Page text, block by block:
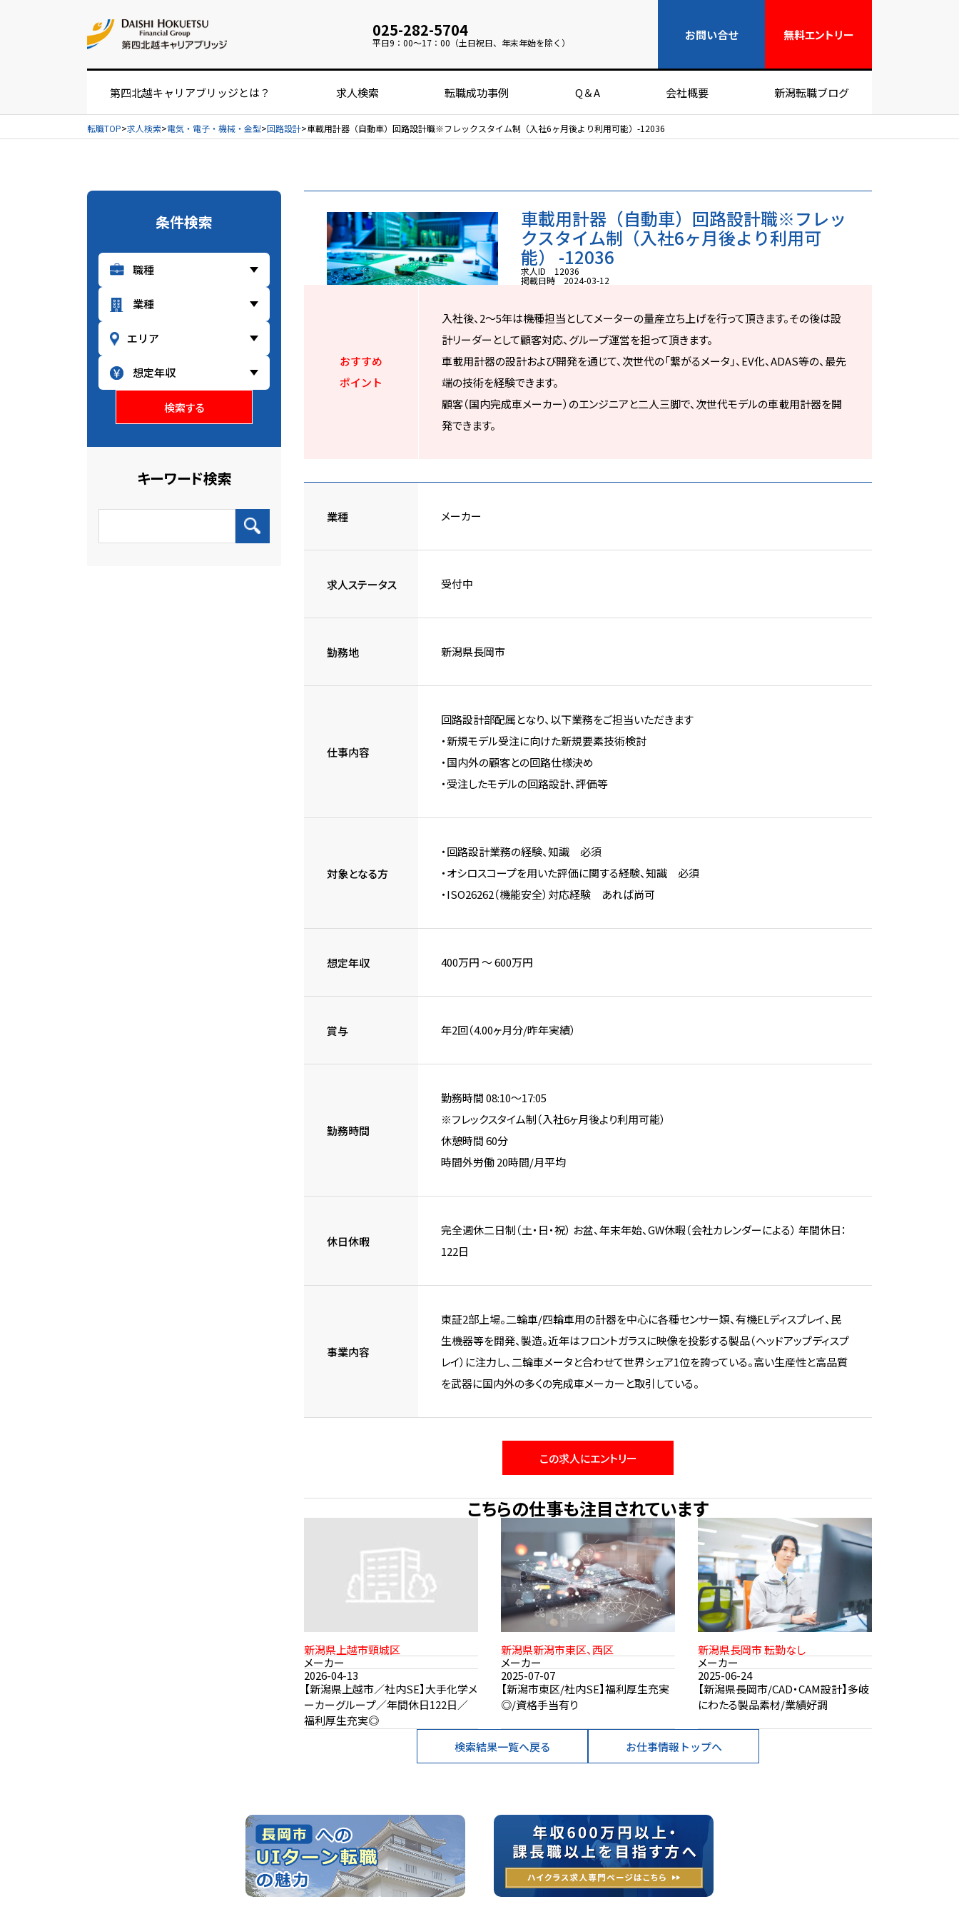
025-282-5704
平日9：00～17：00（土日祝日、年末年始を除く）
お問い合せ 無料エントリー
第四北越キャリアブリッジとは？
お仕事紹介の流れ
経営者・人事担当者様へ
求人検索 転職成功事例 Q＆A 会社概要 新潟転職ブログ
転職TOP 求人検索 電気・電子・機械・金型 回路設計 車載用計器（自動車）回路設計職※フレックスタイム制（入社6ヶ月後より利用可能）-12036
条件検索
検索する
キーワード検索
車載用計器（自動車）回路設計職※フレッ
クスタイム制（入社6ヶ月後より利用可
能） -12036
求人ID 12036
掲載日時 2024-03-12
おすすめ
ポイント
入社後、2～5年は機種担当としてメーターの量産立ち上げを行って頂きます。その後は設
計リーダーとして顧客対応、グループ運営を担って頂きます。
車載用計器の設計および開発を通じて、次世代の「繋がるメータ」、EV化、ADAS等の、最先
端の技術を経験できます。
顧客（国内完成車メーカー）のエンジニアと二人三脚で、次世代モデルの車載用計器を開
発できます。
業種 メーカー
求人ステータス 受付中
勤務地 新潟県長岡市
仕事内容
回路設計部配属となり、以下業務をご担当いただきます
・新規モデル受注に向けた新規要素技術検討
・国内外の顧客との回路仕様決め
・受注したモデルの回路設計、評価等
対象となる方
・回路設計業務の経験、知識 必須
・オシロスコープを用いた評価に関する経験、知識 必須
・ISO26262（機能安全）対応経験 あれば尚可
想定年収 400万円 〜 600万円
賞与 年2回（4.00ヶ月分/昨年実績）
勤務時間
勤務時間 08:10～17:05
※フレックスタイム制（入社6ヶ月後より利用可能）
休憩時間 60分
時間外労働 20時間/月平均
休日休暇
完全週休二日制（土・日・祝） お盆、年末年始、GW休暇（会社カレンダーによる） 年間休日：
122日
事業内容
東証2部上場。二輪車/四輪車用の計器を中心に各種センサー類、有機ELディスプレイ、民
生機器等を開発、製造。近年はフロントガラスに映像を投影する製品（ヘッドアップディスプ
レイ）に注力し、二輪車メータと合わせて世界シェア1位を誇っている。高い生産性と高品質
を武器に国内外の多くの完成車メーカーと取引している。
この求人にエントリー
こちらの仕事も注目されています
新潟県上越市頸城区
メーカー
2026-04-13
【新潟県上越市／社内SE】大手化学メ
ーカーグループ／年間休日122日／
福利厚生充実◎
新潟県新潟市東区、西区
メーカー
2025-07-07
【新潟市東区/社内SE】福利厚生充実
◎/資格手当有り
新潟県長岡市 転勤なし
メーカー
2025-06-24
【新潟県長岡市/CAD・CAM設計】多岐
にわたる製品素材/業績好調
検索結果一覧へ戻る お仕事情報トップへ